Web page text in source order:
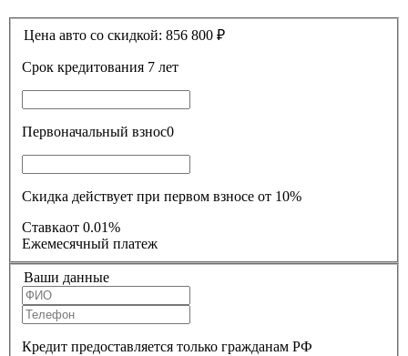
Цена авто со скидкой: 856 800 ₽
Срок кредитования 7 лет
Первоначальный взнос0
Скидка действует при первом взносе от 10%
Ставкаот 0.01%
Ежемесячный платеж
Ваши данные
Кредит предоставляется только гражданам РФ